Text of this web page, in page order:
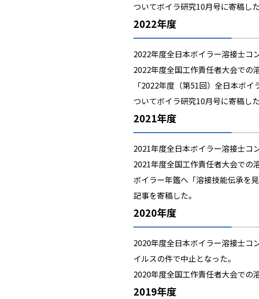
ついてボイラ研究10月号に寄稿した
2022年度
2022年度全日本ボイラー溶接士コ
2022年度全国工作責任者大会での
「2022年度（第51回）全日本ボ
ついてボイラ研究10月号に寄稿した
2021年度
2021年度全日本ボイラー溶接士コ
2021年度全国工作責任者大会での
ボイラー年鑑へ「溶接技能伝承を
記事を寄稿した。
2020年度
2020年度全日本ボイラー溶接士コ
イルスの件で中止となった。
2020年度全国工作責任者大会での
2019年度